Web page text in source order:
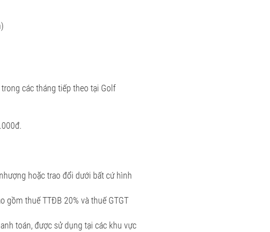
các tháng tiếp theo tại Golf
hoặc trao đổi dưới bất cứ hình
gồm thuế TTĐB 20% và thuế GTGT
toán, được sử dụng tại các khu vực